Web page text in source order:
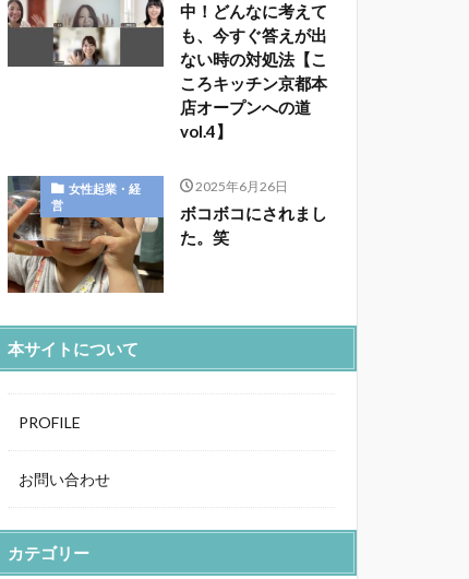
中！どんなに考えて
も、今すぐ答えが出
ない時の対処法【こ
ころキッチン京都本
店オープンへの道
vol.4】
女性起業・経
営
2025年6月26日
ボコボコにされまし
た。笑
本サイトについて
PROFILE
お問い合わせ
カテゴリー